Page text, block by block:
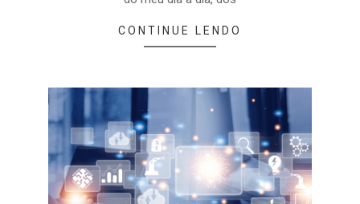
CONTINUE LENDO